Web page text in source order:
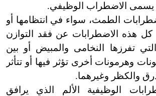
يسمى الاضطراب الوظيفي.
الطمث، سواء في انتظامها أو
كل هذه الاضطرابات عن فقد التوازن
تفرزها النخامى والمبيض أو بين
وهرمونات أخرى تؤثر فيها أو تتأثر
والكظر وغيرهما.
الوظيفية الألم الذي يرافق